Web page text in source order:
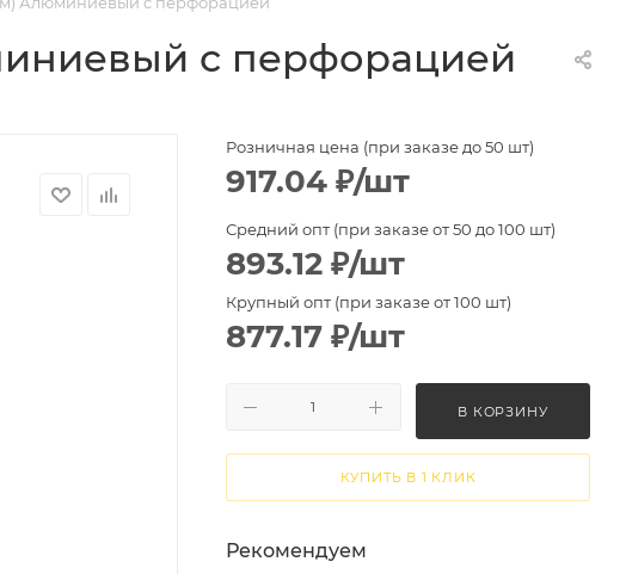
с перфорацией
Розничная цена (при заказе до 50 шт)
917.04 ₽/шт
Средний опт (при заказе от 50 до 100 шт)
893.12 ₽/шт
Крупный опт (при заказе от 100 шт)
877.17 ₽/шт
В КОРЗИНУ
КУПИТЬ В 1 КЛИК
Рекомендуем